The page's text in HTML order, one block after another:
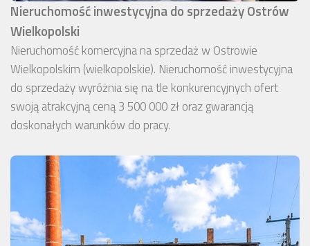
Nieruchomość inwestycyjna do sprzedaży Ostrów
Wielkopolski
Nieruchomość komercyjna na sprzedaż w Ostrowie
Wielkopolskim (wielkopolskie). Nieruchomość inwestycyjna
do sprzedaży wyróżnia się na tle konkurencyjnych ofert
swoją atrakcyjną ceną 3 500 000 zł oraz gwarancją
doskonałych warunków do pracy.